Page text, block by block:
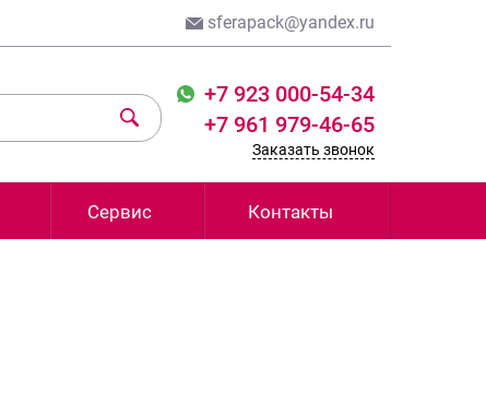
sferapack@yandex.ru
+7 923 000-54-34
+7 961 979-46-65
Заказать звонок
Сервис Контакты